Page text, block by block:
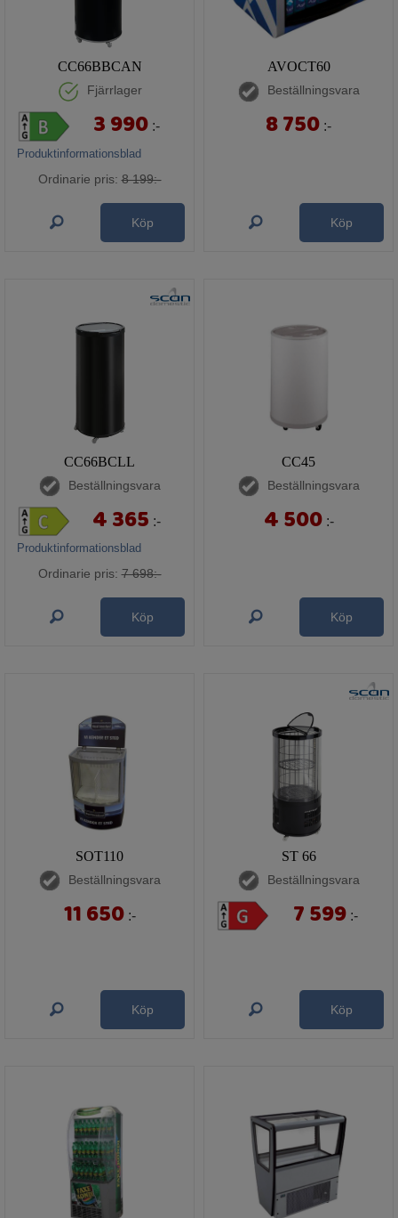
CC66BBCAN
Fjärrlager
Produktinformationsblad
3 990 :-
Ordinarie pris: 8 199:-
Köp
AVOCT60
Beställningsvara
8 750 :-
Köp
CC66BCLL
Beställningsvara
Produktinformationsblad
4 365 :-
Ordinarie pris: 7 698:-
Köp
CC45
Beställningsvara
4 500 :-
Köp
SOT110
Beställningsvara
11 650 :-
Köp
ST 66
Beställningsvara
7 599 :-
Köp